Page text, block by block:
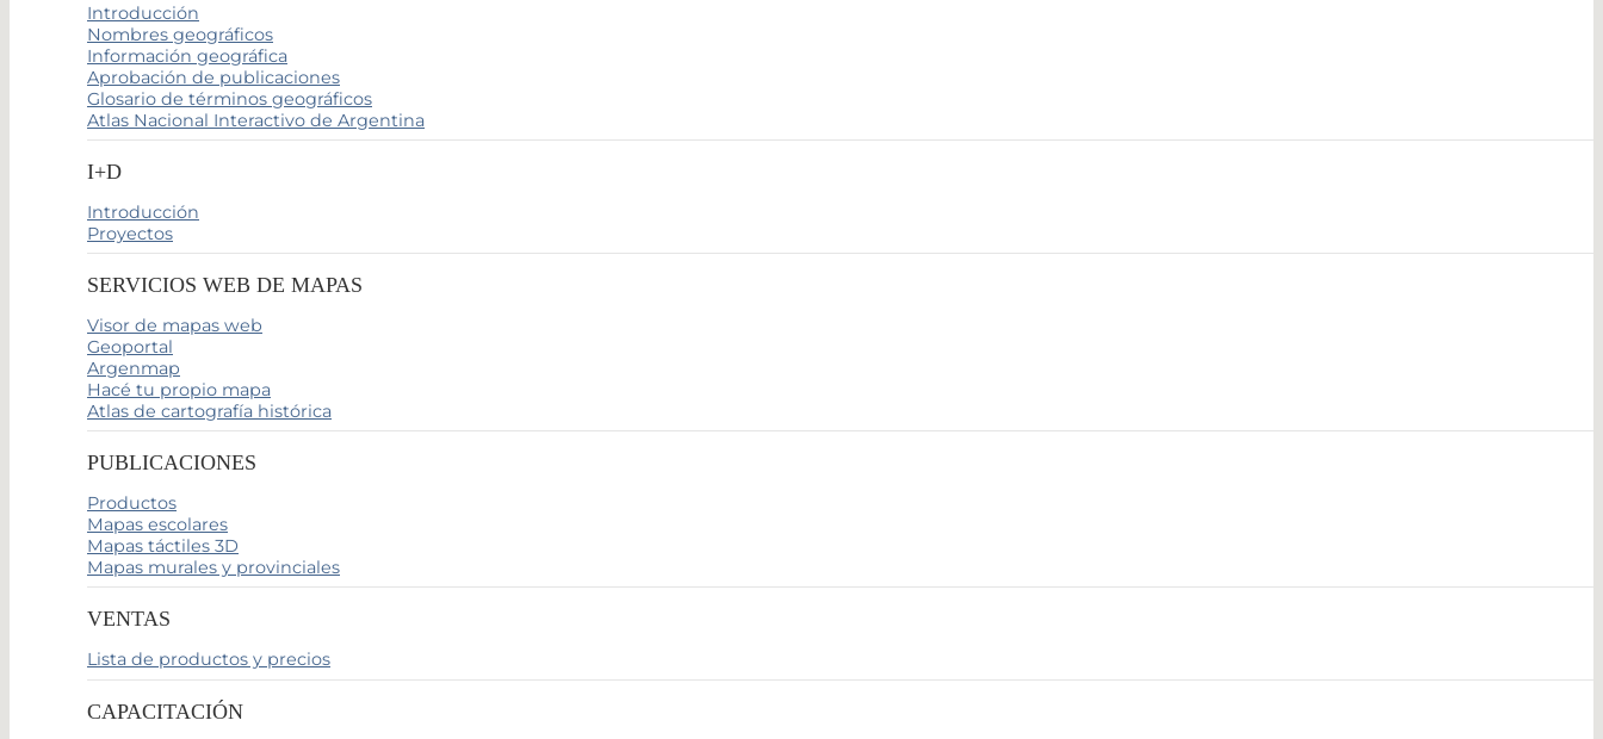
Introducción
Nombres geográficos
Información geográfica
Aprobación de publicaciones
Glosario de términos geográficos
Atlas Nacional Interactivo de Argentina
I+D
Introducción
Proyectos
SERVICIOS WEB DE MAPAS
Visor de mapas web
Geoportal
Argenmap
Hacé tu propio mapa
Atlas de cartografía histórica
PUBLICACIONES
Productos
Mapas escolares
Mapas táctiles 3D
Mapas murales y provinciales
VENTAS
Lista de productos y precios
CAPACITACIÓN